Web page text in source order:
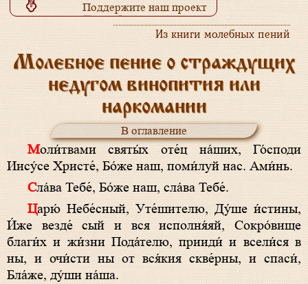
Поддержите наш проект
Подробнее...
Из книги молебных пений
Молебное пение о страждущих
недугом винопития или
наркомании
В оглавление
Моли́твами святы́х оте́ц на́ших, Го́споди
Иису́се Христе́, Бо́же наш, поми́луй нас. Ами́нь.
Сла́ва Тебе́, Бо́же наш, сла́ва Тебе́.
Царю́ Небе́сный, Уте́шителю, Ду́ше и́стины,
И́же везде́ сый и вся исполня́яй, Сокро́вище
благи́х и жи́зни Пода́телю, прииди́ и всели́ся в
ны, и очи́сти ны от вся́кия скве́рны, и спаси́,
Бла́же, ду́ши на́ша.